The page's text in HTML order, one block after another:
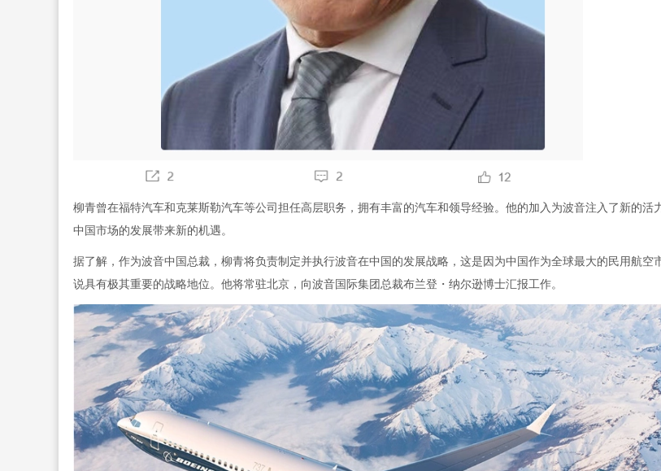
柳青曾在福特汽车和克莱斯勒汽车等公司担任高层职务，拥有丰富的汽车和领导经验。他的加入为波音注入了新的活
中国市场的发展带来新的机遇。
据了解，作为波音中国总裁，柳青将负责制定并执行波音在中国的发展战略，这是因为中国作为全球最大的民用航空
说具有极其重要的战略地位。他将常驻北京，向波音国际集团总裁布兰登・纳尔逊博士汇报工作。